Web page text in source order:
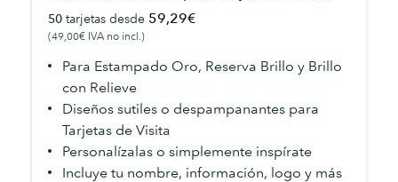
diseño
para
Tarjetas
Visita
50 tarjetas desde 59,29€
(49,00€ IVA no incl.)
Para Estampado Oro, Reserva Brillo y Brillo
con Relieve
Diseños sutiles o despampanantes para
Tarjetas de Visita
Personalízalas o simplemente inspírate
Incluye tu nombre, información, logo y más